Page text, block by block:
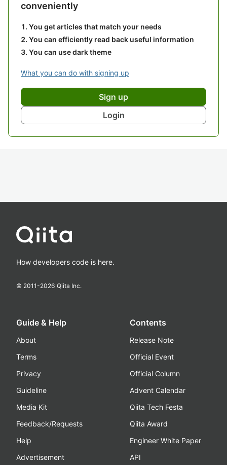
conveniently
You get articles that match your needs
You can efficiently read back useful information
You can use dark theme
What you can do with signing up
Sign up
Login
How developers code is here.
© 2011-2026 Qiita Inc.
Guide & Help
About
Terms
Privacy
Guideline
Media Kit
Feedback/Requests
Help
Advertisement
Contents
Release Note
Official Event
Official Column
Advent Calendar
Qiita Tech Festa
Qiita Award
Engineer White Paper
API